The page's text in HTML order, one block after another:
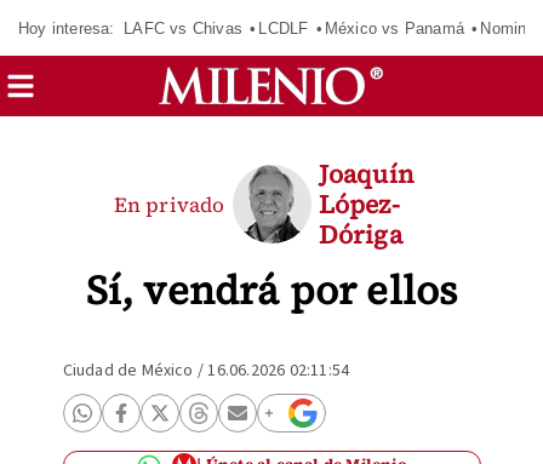
Hoy interesa: LAFC vs Chivas LCDLF México vs Panamá
Sí, vendrá por ellos
En privado
Joaquín
López-
Dóriga
Ciudad de México /16.06.2026 02:11:54